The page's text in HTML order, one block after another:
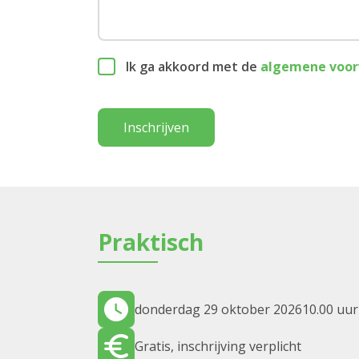
Ik ga akkoord met de algemene
Inschrijven
Praktisch
donderdag 29 oktober 202610.00
Gratis, inschrijving verplicht